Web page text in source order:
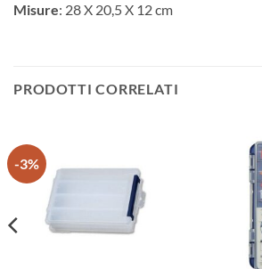
Misure: 28 X 20,5 X 12 cm
PRODOTTI CORRELATI
-3%